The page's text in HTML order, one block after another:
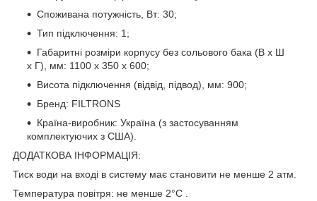
Споживана потужність, Вт: 30;
Тип підключення: 1;
Габаритні розміри корпусу без сольового бака (В х Ш
х Г), мм: 1100 х 350 х 600;
Висота підключення (відвід, підвод), мм: 900;
Бренд: FILTRONS
Країна-виробник: Україна (з застосуванням
комплектуючих з США).
ДОДАТКОВА ІНФОРМАЦІЯ:
Тиск води на вході в систему має становити не менше 2 атм.
Температура повітря: не менше 2°C .